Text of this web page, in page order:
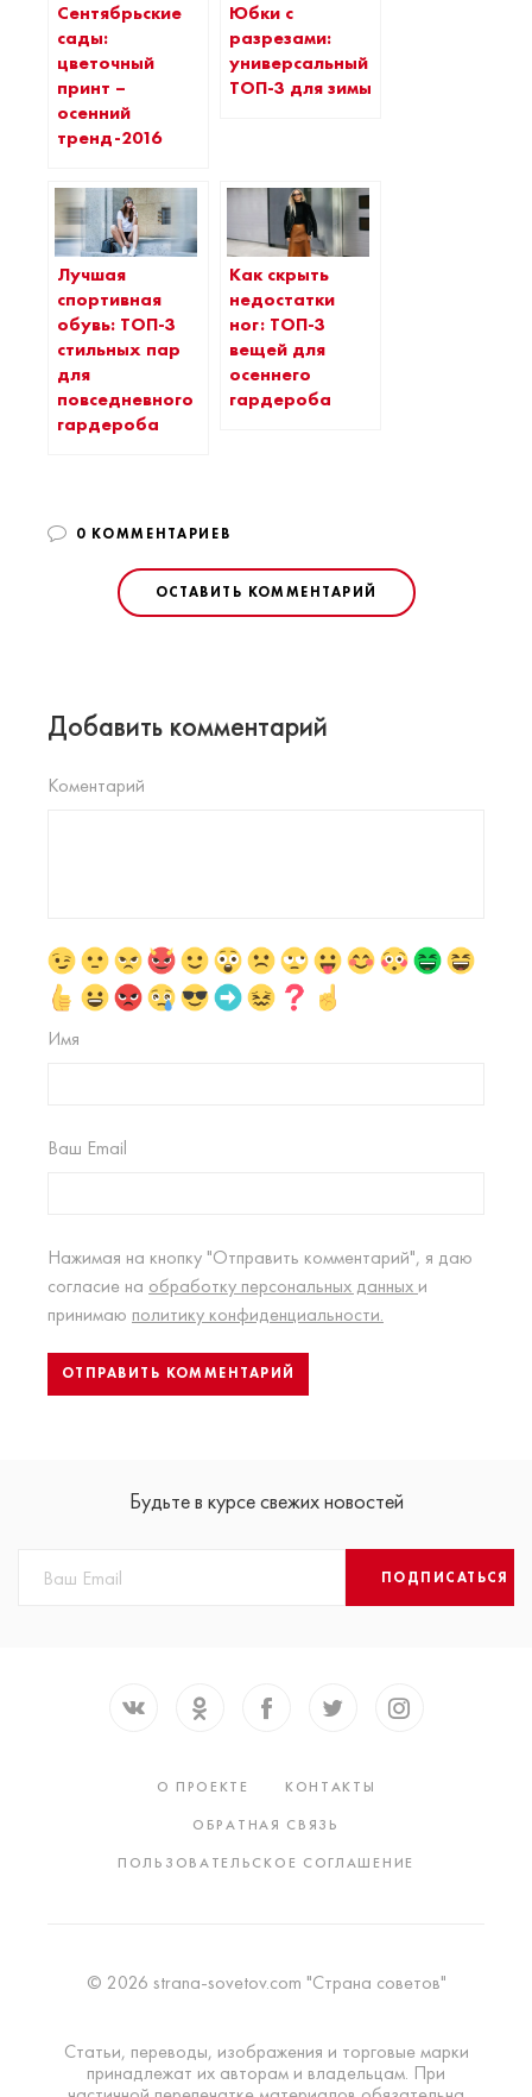
Сентябрьские
сады:
цветочный
принт –
осенний
тренд-2016
Юбки с
разрезами:
универсальный
ТОП-3 для зимы
Лучшая
спортивная
обувь: ТОП-3
стильных пар
для
повседневного
гардероба
Как скрыть
недостатки
ног: ТОП-3
вещей для
осеннего
гардероба
0 КОММЕНТАРИЕВ
ОСТАВИТЬ КОММЕНТАРИЙ
Добавить комментарий
Коментарий
Имя
Ваш Email
Нажимая на кнопку "Отправить комментарий", я даю
согласие на обработку персональных данных и
принимаю политику конфиденциальности.
Будьте в курсе свежих новостей
ПОДПИСАТЬСЯ
О ПРОЕКТЕ
КОНТАКТЫ
ОБРАТНАЯ СВЯЗЬ
ПОЛЬЗОВАТЕЛЬСКОЕ СОГЛАШЕНИЕ
© 2026 strana-sovetov.com "Страна советов"
Статьи, переводы, изображения и торговые марки
принадлежат их авторам и владельцам. При